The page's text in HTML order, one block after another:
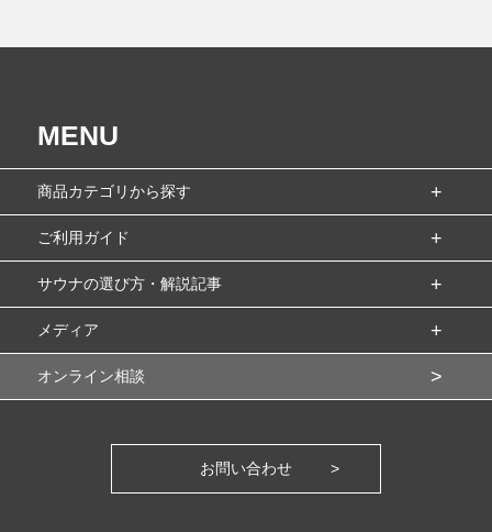
MENU
商品カテゴリから探す
ご利用ガイド
サウナの選び方・解説記事
メディア
オンライン相談
お問い合わせ